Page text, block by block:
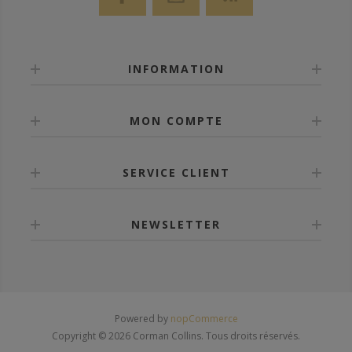
INFORMATION
MON COMPTE
SERVICE CLIENT
NEWSLETTER
Powered by nopCommerce
Copyright © 2026 Corman Collins. Tous droits réservés.